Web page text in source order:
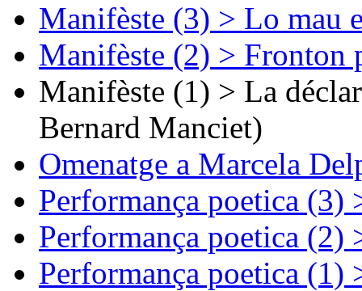
Manifèste (3) > Lo mau
Manifèste (2) > Fronton
Manifèste (1) > La
Bernard Manciet)
Omenatge a Marcela
Performança poetica (3)
Performança poetica (2)
Performança poetica (1)